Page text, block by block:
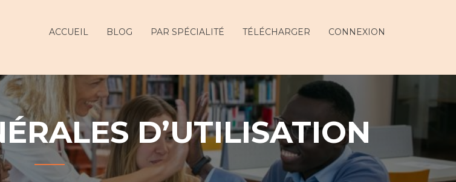
ACCUEIL BLOG PAR SPÉCIALITÉ TÉLÉCHARGER CONNEXION
D’UTILISATION